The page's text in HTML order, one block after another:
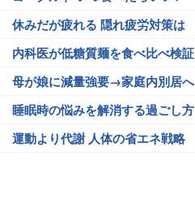
休みだが疲れる 隠れ疲労対策は
内科医が低糖質麺を食べ比べ検証
母が娘に減量強要→家庭内別居へ
睡眠時の悩みを解消する過ごし方
運動より代謝 人体の省エネ戦略